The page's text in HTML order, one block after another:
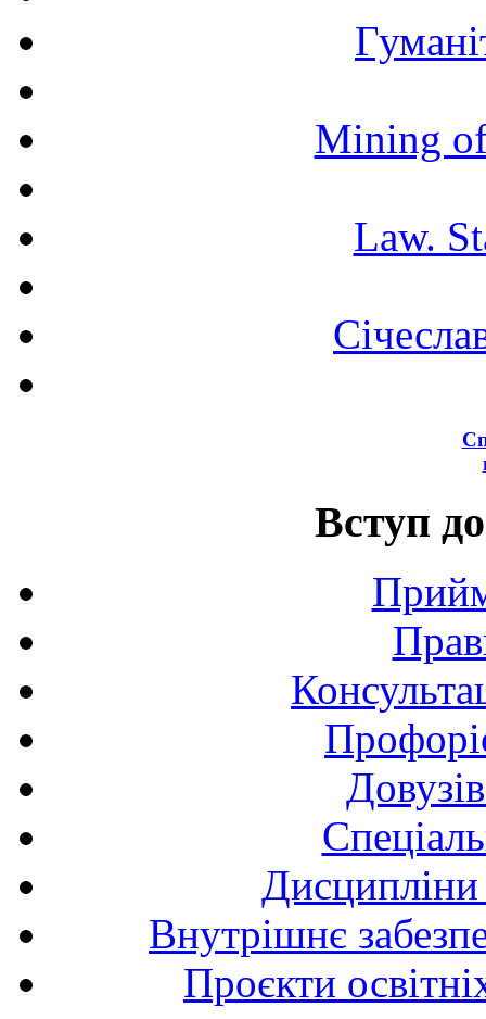
Mining
Law.
Вступ
Внутрішнє
Проєкти